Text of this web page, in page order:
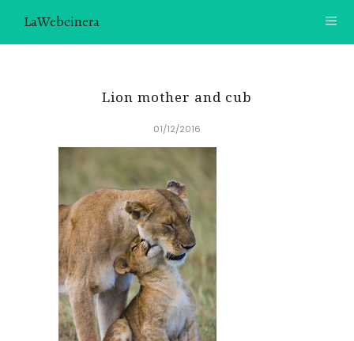
LaWebcinera
CONTACTO
SOBRE MÍ
¿TE GUSTARÍA UNIRTE A NUESTRA AVENTURA GASTRON
ÓMICA?
ÚNETE A LA NEWSLETTER
RECOMENDACIONES
Lion mother and cub
01/12/2016